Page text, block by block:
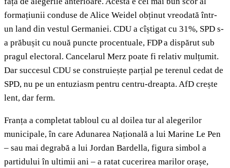
formațiunii conduse de Alice Weidel obținut vreodată într-
un land din vestul Germaniei. CDU a cîștigat cu 31%, SPD s-
a prăbușit cu nouă puncte procentuale, FDP a dispărut sub
pragul electoral. Cancelarul Merz poate fi relativ mulțumit.
Dar succesul CDU se construiește parțial pe terenul cedat de
SPD, nu pe un entuziasm pentru centru-dreapta. AfD crește
lent, dar ferm.
Franța a completat tabloul cu al doilea tur al alegerilor
municipale, în care Adunarea Națională a lui Marine Le Pen
– sau mai degrabă a lui Jordan Bardella, figura simbol a
partidului în ultimii ani – a ratat cucerirea marilor orașe,